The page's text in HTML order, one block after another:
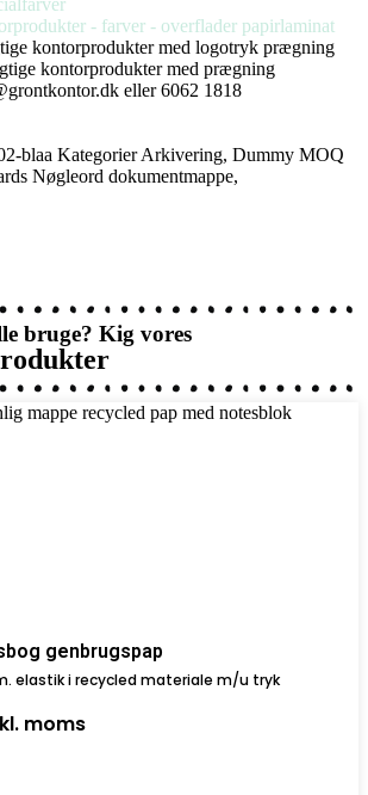
eller 6062 1818
blaa Kategorier Arkivering, Dummy MOQ
Nøgleord dokumentmappe,
bruge? Kig vores
genbrugspap
elastik i recycled materiale m/u tryk
moms